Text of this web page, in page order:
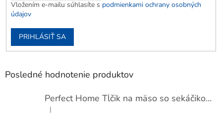
Vložením e-mailu súhlasíte s podmienkami ochrany osobných
údajov
PRIHLÁSIŤ SA
Posledné hodnotenie produktov
Perfect Home Tĺčik na mäso so sekáčikom, 56893
Hodnotenie produktu je 5 z 5 hviezdičiek.
|